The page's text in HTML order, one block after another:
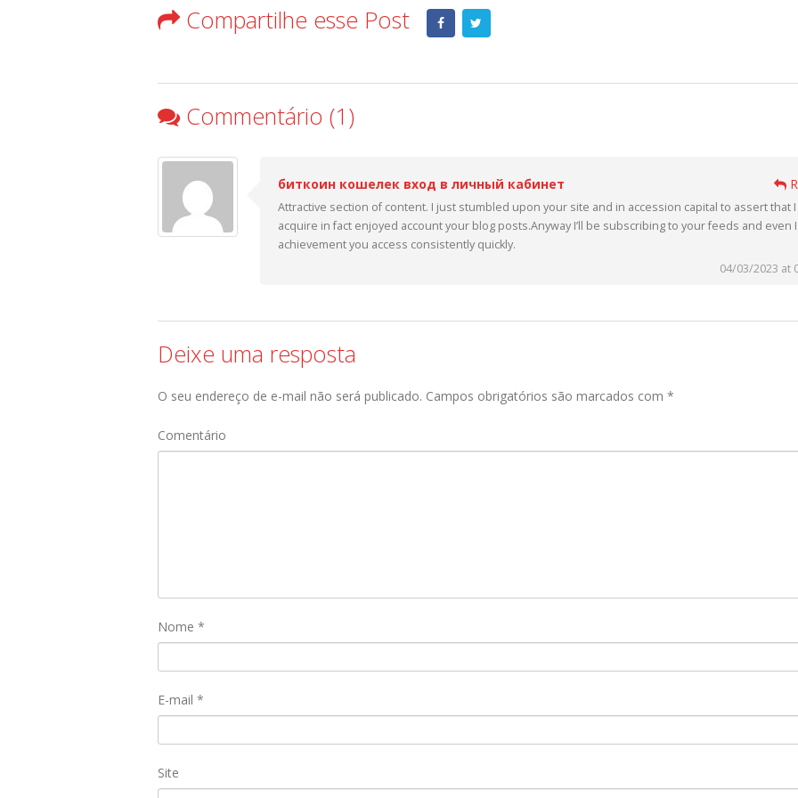
Compartilhe esse Post
Commentário (1)
биткоин кошелек вход в личный кабинет
Attractive section of content. I just stumbled upon your site and in accession capital to assert that I
acquire in fact enjoyed account your blog posts.Anyway I’ll be subscribing to your feeds and even I
achievement you access consistently quickly.
04/03/2023 at
Deixe uma resposta
O seu endereço de e-mail não será publicado. Campos obrigatórios são marcados com *
Comentário
Nome *
E-mail *
Site